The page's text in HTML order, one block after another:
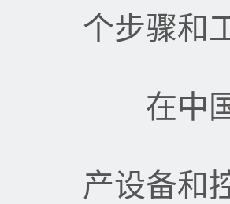
个步骤和
在中国
产设备和